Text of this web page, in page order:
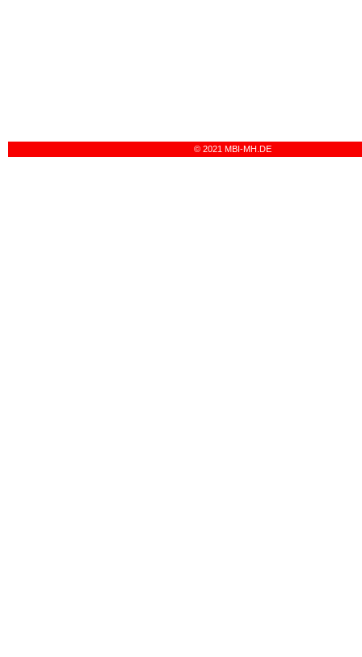
© 2021 MBI-MH.DE